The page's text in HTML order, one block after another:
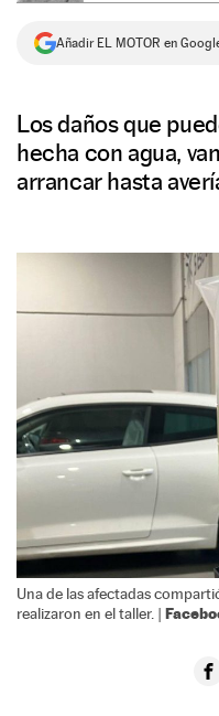
Añadir EL MOTOR en
Los daños que
hecha con agua,
arrancar hasta
Una de las afectadas
realizaron en el taller. |